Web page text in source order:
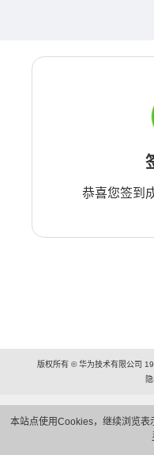
本站点使用Cookies，继续浏览表
恭喜您签到
版权所有 © 华为技术有限公司